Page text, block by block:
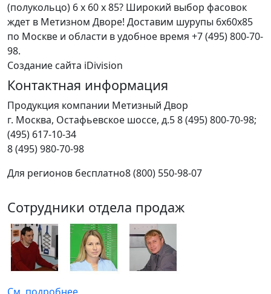
(полукольцо) 6 х 60 x 85? Широкий выбор фасовок
ждет в Метизном Дворе! Доставим шурупы 6х60x85
по Москве и области в удобное время +7 (495) 800-70-
98.
Создание сайта iDivision
Контактная информация
Продукция компании Метизный Двор
г. Москва, Остафьевское шоссе, д.58 (495) 800-70-98;
(495) 617-10-34
8 (495) 980-70-98
Для регионов бесплатно8 (800) 550-98-07
Сотрудники отдела продаж